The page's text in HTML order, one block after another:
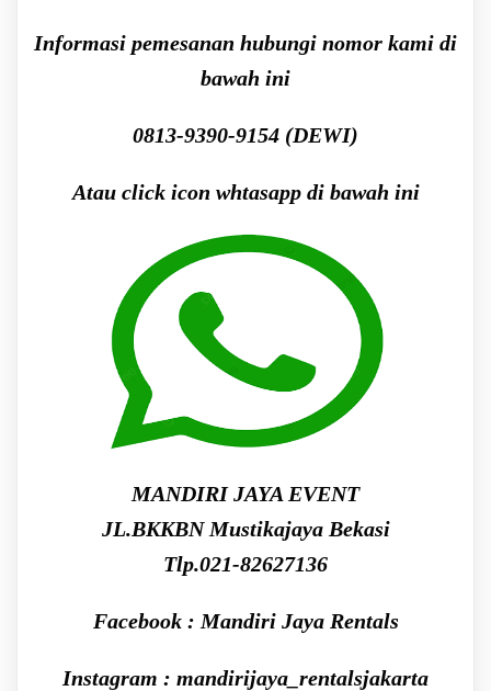
Informasi pemesanan hubungi nomor kami di
bawah ini
0813-9390-9154 (DEWI)
Atau click icon whtasapp di bawah ini
MANDIRI JAYA EVENT
JL.BKKBN Mustikajaya Bekasi
Tlp.021-82627136
Facebook : Mandiri Jaya Rentals
Instagram : mandirijaya_rentalsjakarta